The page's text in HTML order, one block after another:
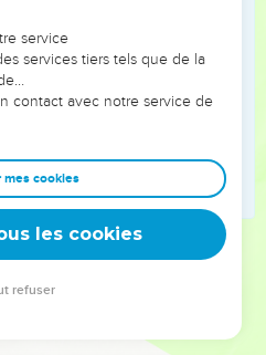
la harpe, avec la harpe et avec
avec les trompettes et le son
ce qu'elle contient, [et] que la
éclater leurs cris].
mains, et que les montagnes
il vient pour juger la terre ; il
service
services tiers tels que de la
contact avec notre service de
mes cookies
les cookies
refuser